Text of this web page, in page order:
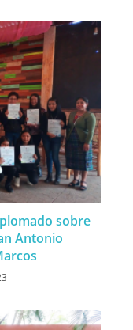
sobre
Antonio